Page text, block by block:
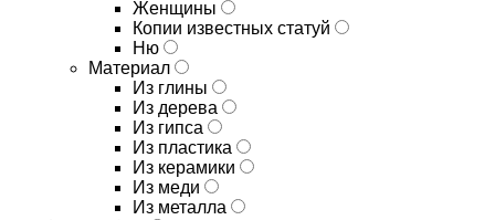
Женщины
Копии известных статуй
Ню
Материал
Из глины
Из дерева
Из гипса
Из пластика
Из керамики
Из меди
Из металла